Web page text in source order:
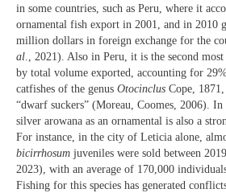
in some countries, such as Peru, where it
ornamental fish export in 2001, and in 2010
million dollars in foreign exchange for the
al., 2021). Also in Peru, it is the second
by total volume exported, accounting for
catfishes of the genus Otocinclus Cope,
“dwarf suckers” (Moreau, Coomes, 2006).
silver arowana as an ornamental is also a
For instance, in the city of Leticia alone,
bicirrhosum juveniles were sold between
2023), with an average of 170,000
Fishing for this species has generated